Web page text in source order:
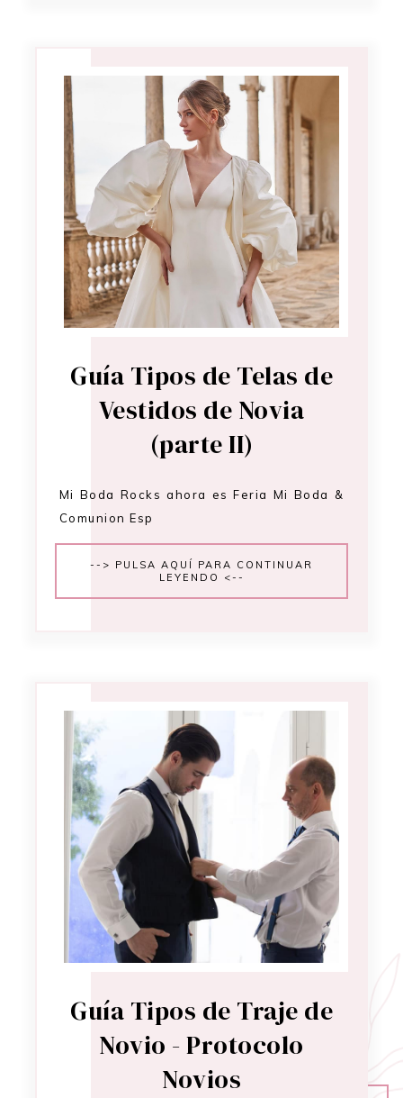
Guía Tipos de Telas de
Vestidos de Novia
(parte II)
Mi Boda Rocks ahora es Feria Mi Boda &
Comunion Esp
--> PULSA AQUÍ PARA CONTINUAR
LEYENDO <--
Guía Tipos de Traje de
Novio - Protocolo
Novios